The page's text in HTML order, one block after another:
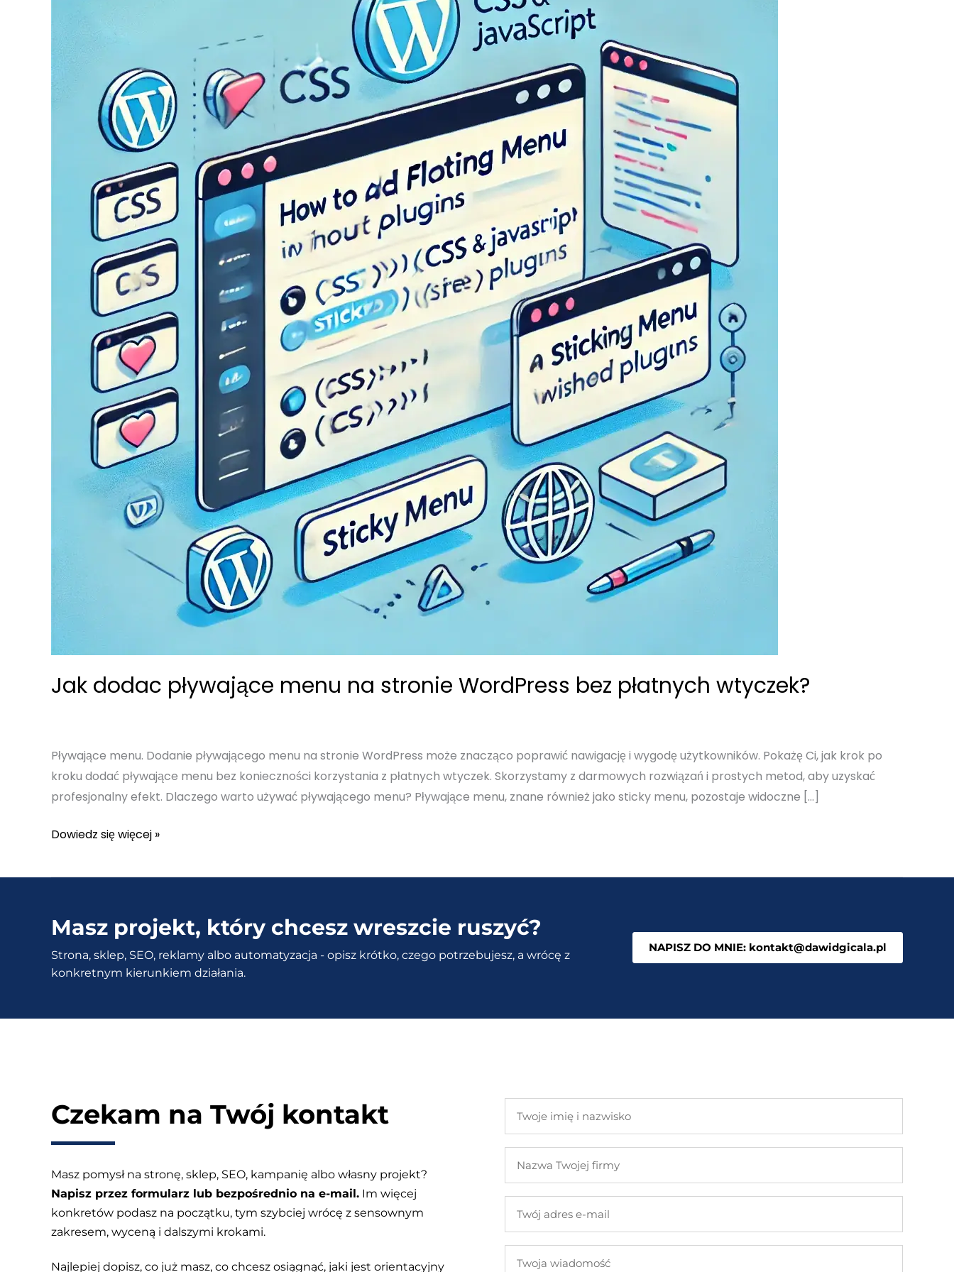
Jak dodac pływające menu na stronie WordPress bez płatnych wtyczek?
Pływające menu. Dodanie pływającego menu na stronie WordPress może znacząco poprawić nawigację i wygodę użytkowników. Pokażę Ci, jak krok po
kroku dodać pływające menu bez konieczności korzystania z płatnych wtyczek. Skorzystamy z darmowych rozwiązań i prostych metod, aby uzyskać
profesjonalny efekt. Dlaczego warto używać pływającego menu? Pływające menu, znane również jako sticky menu, pozostaje widoczne […]
Jak
pływające
na
stronie
WordPress
bez
wtyczek?
Dowiedz się więcej »
Masz projekt, który chcesz wreszcie ruszyć?
Strona, sklep, SEO, reklamy albo automatyzacja - opisz krótko, czego potrzebujesz, a wrócę z
konkretnym kierunkiem działania.
NAPISZ DO MNIE: kontakt@dawidgicala.pl
Czekam na Twój kontakt
Masz pomysł na stronę, sklep, SEO, kampanię albo własny projekt?
Napisz przez formularz lub bezpośrednio na e-mail. Im więcej
konkretów podasz na początku, tym szybciej wrócę z sensownym
zakresem, wyceną i dalszymi krokami.
Najlepiej dopisz, co już masz, co chcesz osiągnąć, jaki jest orientacyjny
imię
nazwisko
Twojej
adres
mail